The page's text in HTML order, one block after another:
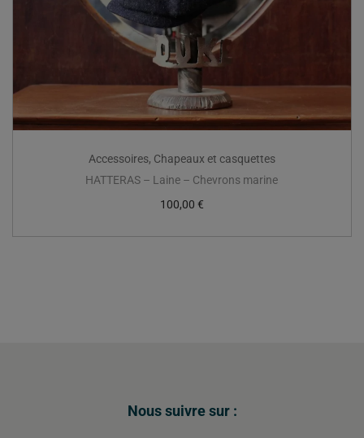
Accessoires, Chapeaux et casquettes
HATTERAS – Laine – Chevrons marine
100,00 €
Nous suivre sur :